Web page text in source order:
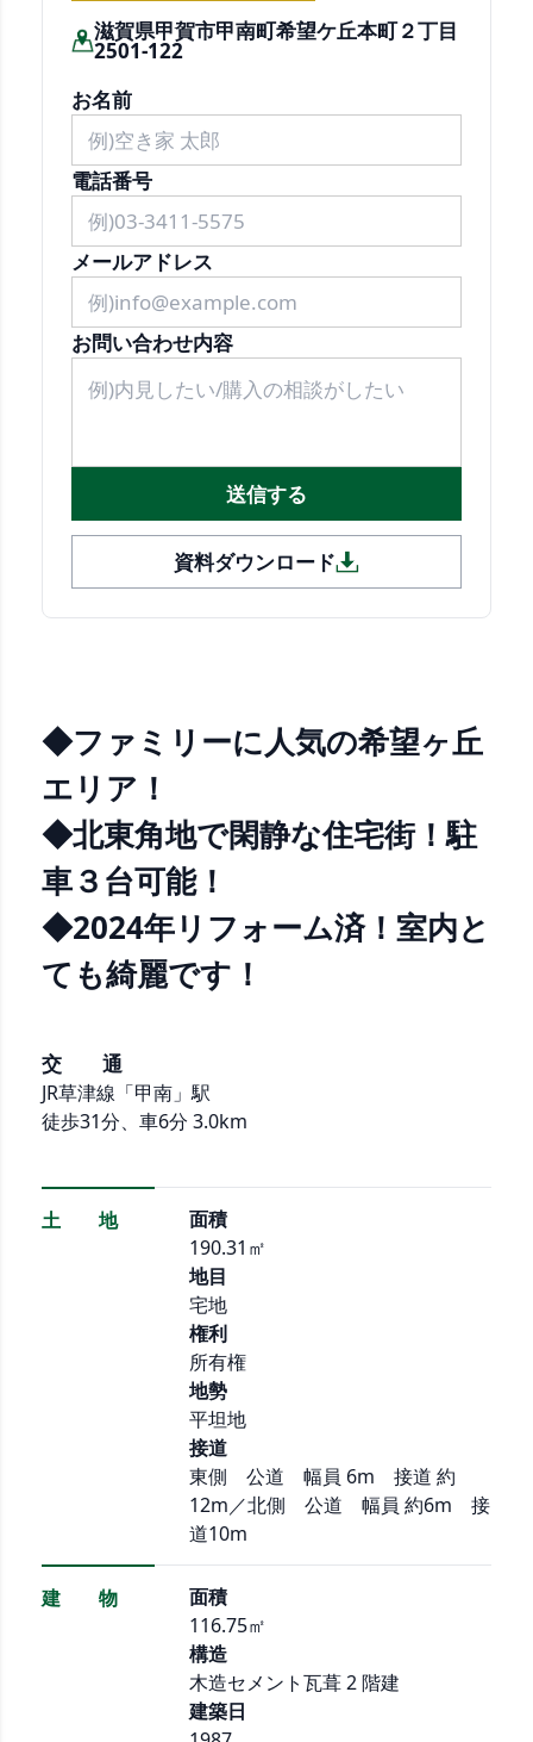
滋賀県甲賀市甲南町希望ケ丘本町２丁目
2501-122
お名前
電話番号
メールアドレス
お問い合わせ内容
送信する
資料ダウンロード
◆ファミリーに人気の希望ヶ丘
エリア！
◆北東角地で閑静な住宅街！駐
車３台可能！
◆2024年リフォーム済！室内と
ても綺麗です！
交 通
JR草津線「甲南」駅
徒歩31分、車6分 3.0km
土 地
面積
190.31㎡
地目
宅地
権利
所有権
地勢
平坦地
接道
東側 公道 幅員 6m 接道 約
12m／北側 公道 幅員 約6m 接
道10m
建 物
面積
116.75㎡
構造
木造セメント瓦葺 2 階建
建築日